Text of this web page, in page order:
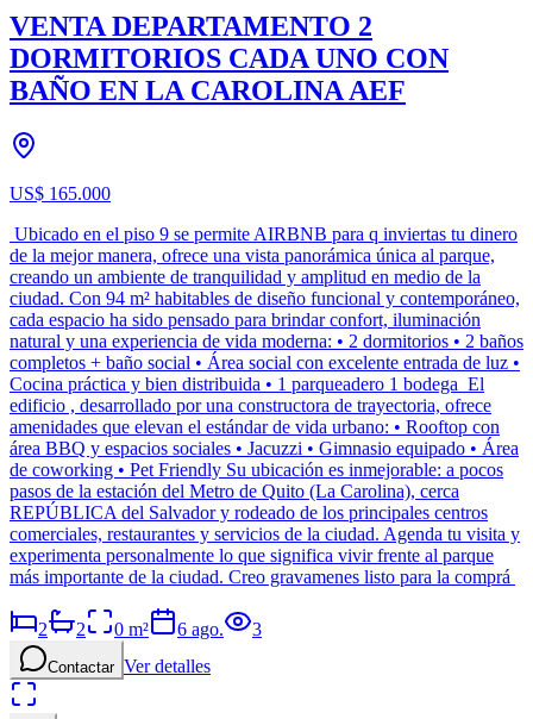
VENTA DEPARTAMENTO 2
DORMITORIOS CADA UNO CON
BAÑO EN LA CAROLINA AEF
US$ 165.000
Ubicado en el piso 9 se permite AIRBNB para q inviertas tu dinero
de la mejor manera, ofrece una vista panorámica única al parque,
creando un ambiente de tranquilidad y amplitud en medio de la
ciudad. Con 94 m² habitables de diseño funcional y contemporáneo,
cada espacio ha sido pensado para brindar confort, iluminación
natural y una experiencia de vida moderna: • 2 dormitorios • 2 baños
completos + baño social • Área social con excelente entrada de luz •
Cocina práctica y bien distribuida • 1 parqueadero 1 bodega El
edificio , desarrollado por una constructora de trayectoria, ofrece
amenidades que elevan el estándar de vida urbano: • Rooftop con
área BBQ y espacios sociales • Jacuzzi • Gimnasio equipado • Área
de coworking • Pet Friendly Su ubicación es inmejorable: a pocos
pasos de la estación del Metro de Quito (La Carolina), cerca
REPÚBLICA del Salvador y rodeado de los principales centros
comerciales, restaurantes y servicios de la ciudad. Agenda tu visita y
experimenta personalmente lo que significa vivir frente al parque
más importante de la ciudad. Creo gravamenes listo para la comprá
2 2 0 m² 6 ago. 3
Contactar Ver detalles